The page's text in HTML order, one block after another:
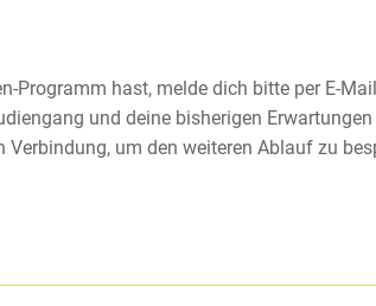
Programm hast, melde dich bitte per E-
und deine bisherigen
um den weiteren Ablauf zu